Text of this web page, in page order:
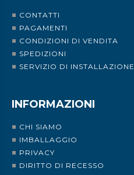
CONTATTI
PAGAMENTI
CONDIZIONI DI VENDITA
SPEDIZIONI
SERVIZIO DI INSTALLAZIONE
INFORMAZIONI
CHI SIAMO
IMBALLAGGIO
PRIVACY
DIRITTO DI RECESSO